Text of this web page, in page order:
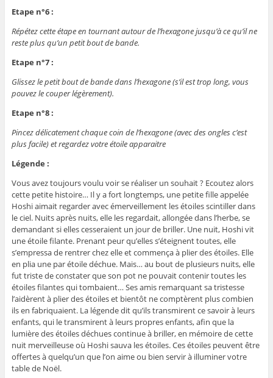
Etape n°6 :
Répétez cette étape en tournant autour de l’hexagone jusqu’à ce qu’il ne
reste plus qu’un petit bout de bande.
Etape n°7 :
Glissez le petit bout de bande dans l’hexagone (s’il est trop long, vous
pouvez le couper légèrement).
Etape n°8 :
Pincez délicatement chaque coin de l’hexagone (avec des ongles c’est
plus facile) et regardez votre étoile apparaitre
Légende :
Vous avez toujours voulu voir se réaliser un souhait ? Ecoutez alors
cette petite histoire… Il y a fort longtemps, une petite fille appelée
Hoshi aimait regarder avec émerveillement les étoiles scintiller dans
le ciel. Nuits après nuits, elle les regardait, allongée dans l’herbe, se
demandant si elles cesseraient un jour de briller. Une nuit, Hoshi vit
une étoile filante. Prenant peur qu’elles s’éteignent toutes, elle
s’empressa de rentrer chez elle et commença à plier des étoiles. Elle
en plia une par étoile déchue. Mais… au bout de plusieurs nuits, elle
fut triste de constater que son pot ne pouvait contenir toutes les
étoiles filantes qui tombaient… Ses amis remarquant sa tristesse
l’aidèrent à plier des étoiles et bientôt ne comptèrent plus combien
ils en fabriquaient. La légende dit qu’ils transmirent ce savoir à leurs
enfants, qui le transmirent à leurs propres enfants, afin que la
lumière des étoiles déchues continue à briller, en mémoire de cette
nuit merveilleuse où Hoshi sauva les étoiles. Ces étoiles peuvent être
offertes à quelqu’un que l’on aime ou bien servir à illuminer votre
table de Noël.